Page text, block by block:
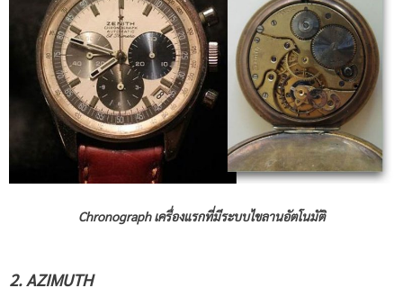
Chronograph เครื่องแรกที่มีระบบไขลานอัตโนมัติ
2. AZIMUTH